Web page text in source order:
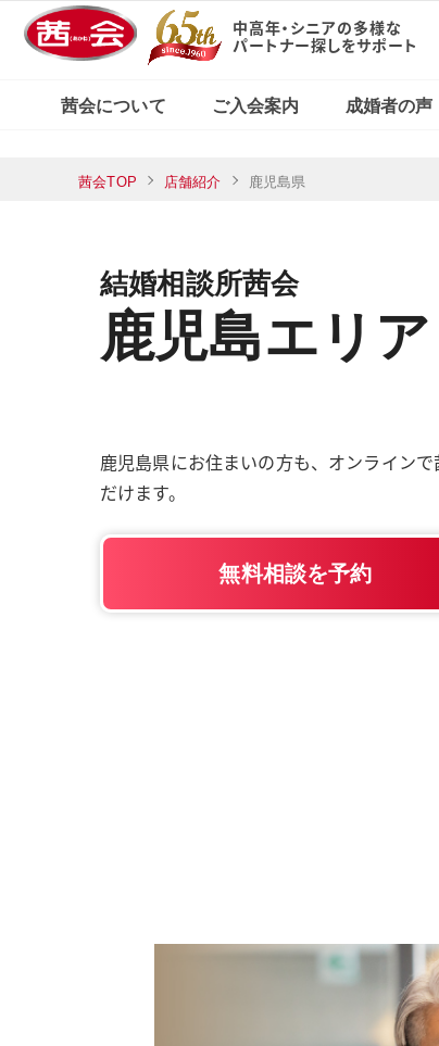
中高年・シニアの多様な
パートナー探しをサポート
茜会について ご入会案内 成婚者の声
X（旧Twitter）で
見る
茜会TOP 店舗紹介 鹿児島県
結婚相談所茜会
鹿児島エリア
鹿児島県にお住まいの方も、オンライン
だけます。
無料相談を予約